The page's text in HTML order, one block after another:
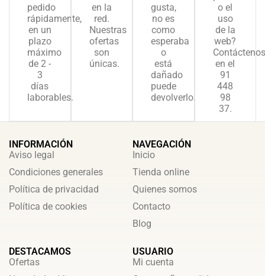
pedido
rápidamente,
en un
plazo
máximo
de 2 -
3
días
laborables.
en la
red.
Nuestras
ofertas
son
únicas.
gusta,
no es
como
esperaba
o
está
dañado
puede
devolverlo.
o el
uso
de la
web?
Contáctenos
en el
91
448
98
37.
INFORMACIÓN
Aviso legal
Condiciones generales
Política de privacidad
Política de cookies
NAVEGACIÓN
Inicio
Tienda online
Quienes somos
Contacto
Blog
DESTACAMOS
Ofertas
USUARIO
Mi cuenta